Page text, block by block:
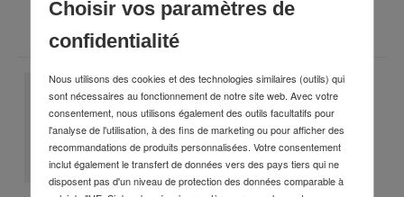
TTC
Kärcher Nettoyeur haute pression K 7
Premium Smart Control Flex Home *EU
Code art.81193841
Délai de livraison : 4-6 semaines
Choisir vos paramètres de
confidentialité
Nous utilisons des cookies et des technologies similaires (outils) qui
sont nécessaires au fonctionnement de notre site web. Avec votre
consentement, nous utilisons également des outils facultatifs pour
l'analyse de l'utilisation, à des fins de marketing ou pour afficher des
recommandations de produits personnalisées. Votre consentement
inclut également le transfert de données vers des pays tiers qui ne
disposent pas d'un niveau de protection des données comparable à